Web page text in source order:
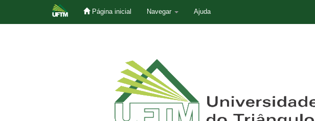
Página inicial Navegar Ajuda